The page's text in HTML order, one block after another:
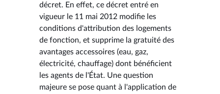
décret. En effet, ce décret entré en
vigueur le 11 mai 2012 modifie les
conditions d'attribution des logements
de fonction, et supprime la gratuité des
avantages accessoires (eau, gaz,
électricité, chauffage) dont bénéficient
les agents de l'État. Une question
majeure se pose quant à l'application de